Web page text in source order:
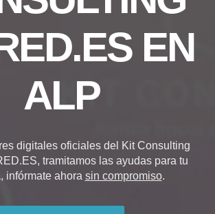
EN
ALP
digitales oficiales del Kit Consulting
tramitamos las ayudas para tu
infórmate ahora sin compromiso.